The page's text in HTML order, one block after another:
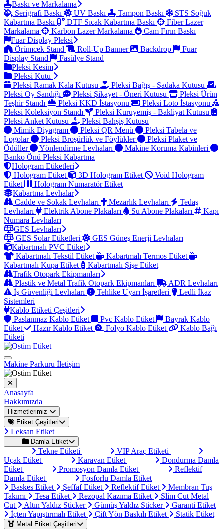
Baskı ve Markalama
Serigrafi Baskı
UV Baskı Tampon Baskı
STS Soğuk
Kabartma Baskı
DTF Sıcak Kabartma Baskı
Fiber Lazer
Markalama
Karbon Lazer Markalama
Cam Fırın Baskı
Fuar Display Pleksi
Örümcek Stand
Roll-Up Banner Backdrop
Fuar
Display Stand
Fasülye Stand
Pleksi Kesim
Pleksi Kutu
Pleksi Ramak Kala Kutusu
Pleksi Bağış - Sadaka Kutusu
Pleksi Oy Sandığı
Pleksi Şikayet - Öneri Kutusu
Pleksi Ürün
Teşhir Standı
Pleksi KKD İstasyonu
Pleksi Loto İstasyonu
Pleksi Koleksiyon Standı
Pleksi Kuruyemiş - Bakliyat Kutusu
Pleksi Anket Kutusu
Pleksi Bahşiş Kutusu
Mimik Diyagram
Pleksi QR Menü
Pleksi Tabela ve
Logolar
Pleksi Broşürlük ve Föylükler
Pleksi Plaket ve
Ödüller
Yönlendirme Levhaları
Makine Koruma Kabinleri
Banko Önü Pleksi Kabartma
Hologram Etiketleri
Hologram Etiket
3D Hologram Etiket
Void Hologram
Etiket
Hologram Numaratör Etiket
Kabartma Levhalar
Cadde ve Sokak Levhaları
Mezarlık Levhaları
Tedaş
Levhaları
Elektrik Abone Plakaları Su Abone Plakaları
Kapı
Numara Levhaları
GES Levhaları
GES Solar Etiketleri
GES Güneş Enerji Levhaları
Kabartmalı PVC Etiket
Kabartmalı Tekstil Etiket
Kabartmalı Termos Etiket
Kabartmalı Kupa Etiket
Kabartmalı Şişe Etiket
Trafik Otopark Ekipmanları
Plastik ve Metal Trafik Otopark Ekipmanları
ADR Levhaları
İş Güvenliği Levhaları
Tehlike Uyarı İşaretleri
Ledli İkaz
Sistemleri
Kablo Etiketi Çeşitleri
Paslanmaz Kablo Etiket
Pvc Kablo Etiket
Bayrak Kablo
Etiket
Hazır Kablo Etiket Folyo Kablo Etiket
Kablo Bağı
Etiketi
Makine Parkuru İletişim
Anasayfa
Hakkımızda
Hizmetlerimiz
Etiket Çeşitleri
Leksan Etiket
Damla Etiket
Tekne Etiketi
VIP Araç Etiketi
Uçak Etiket
Karavan Etiket
Dondurma Damla
Etiket
Promosyon Damla Etiket
Reflektif
Damla Etiket
Fosforlu Damla Etiket
Baskes Etiket
Şeffaf Etiket Reflektif Etiket
Membran Tuş
Takımı
Tesa Etiket Rezopal Kazıma Etiket
Slim Cut Metal
Cut
Altın Yaldız Sticker Gümüş Yaldız Sticker
Garanti Etiket
İçten Yapıştırmalı Etiket
Çift Yön Baskılı Etiket Statik Etiket
Metal Etiket Çeşitleri